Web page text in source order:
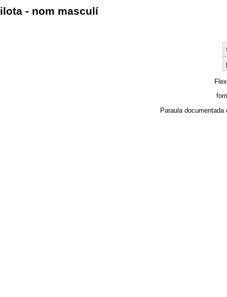
ilota - nom masculí
Paraula